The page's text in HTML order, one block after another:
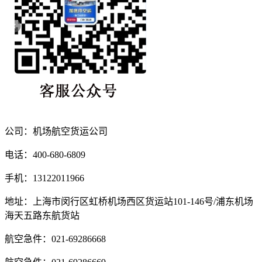
公司：机场航空货运公司
电话：400-680-6809
手机：13122011966
地址：上海市闵行区虹桥机场西区货运站101-146号/浦东机场
海天五路东航货站
航空急件：021-69286668